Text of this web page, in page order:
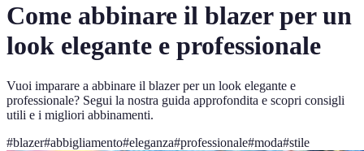
Come abbinare il blazer per un
look elegante e professionale
Vuoi imparare a abbinare il blazer per un look elegante e
professionale? Segui la nostra guida approfondita e scopri consigli
utili e i migliori abbinamenti.
#blazer#abbigliamento#eleganza#professionale#moda#stile